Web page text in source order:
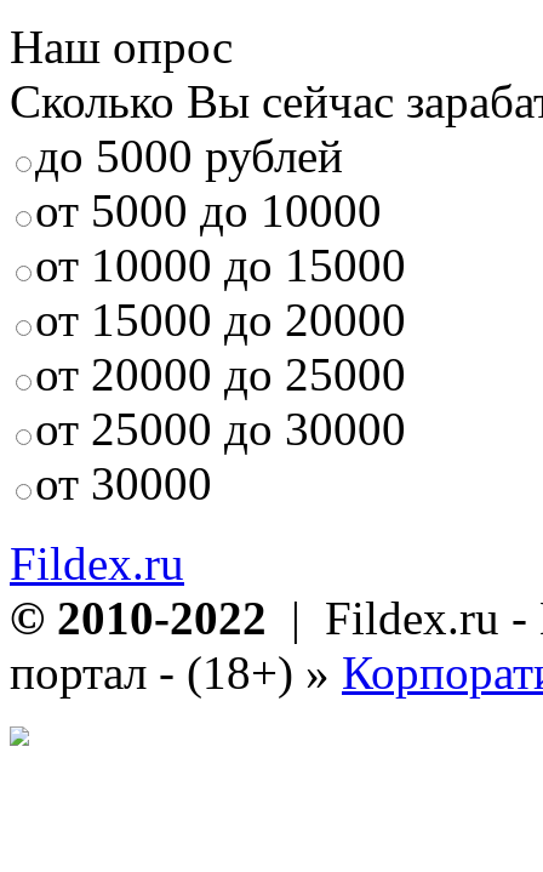
Наш опрос
Сколько Вы сейчас
до 5000 рублей
от 5000 до 10000
от 10000 до 15000
от 15000 до 20000
от 20000 до 25000
от 25000 до 30000
от 30000
Fildex.ru
© 2010-2022 | Fildex.ru -
портал - (18+) »